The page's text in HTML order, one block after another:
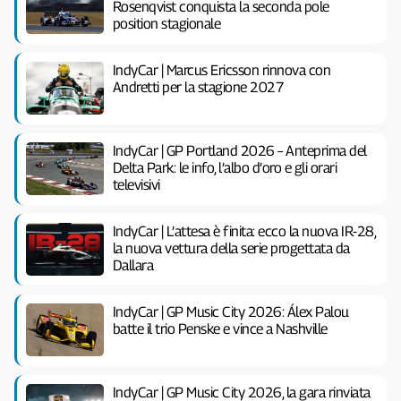
Rosenqvist conquista la seconda pole
position stagionale
IndyCar | Marcus Ericsson rinnova con
Andretti per la stagione 2027
IndyCar | GP Portland 2026 – Anteprima del
Delta Park: le info, l’albo d’oro e gli orari
televisivi
IndyCar | L’attesa è finita: ecco la nuova IR-28,
la nuova vettura della serie progettata da
Dallara
IndyCar | GP Music City 2026: Álex Palou
batte il trio Penske e vince a Nashville
IndyCar | GP Music City 2026, la gara rinviata